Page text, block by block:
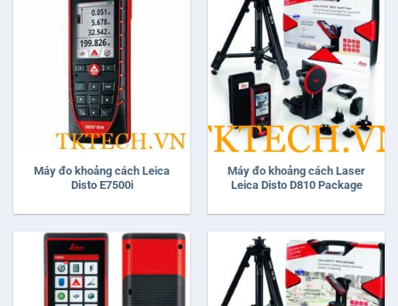
Máy đo khoảng cách Leica
Disto E7500i
Máy đo khoảng cách Laser
Leica Disto D810 Package